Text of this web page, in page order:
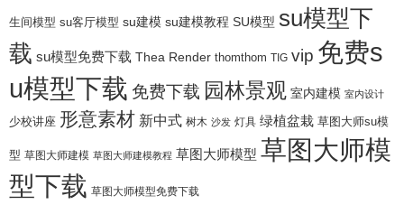
生间模型 su客厅模型 su建模 su建模教程 SU模型 su模型下
载 su模型免费下载 Thea Render thomthom TIG vip 免费s
u模型下载 免费下载 园林景观 室内建模 室内设计
少校讲座 形意素材 新中式 树木 沙发 灯具 绿植盆栽 草图大师su模
型 草图大师建模 草图大师建模教程 草图大师模型 草图大师模
型下载 草图大师模型免费下载